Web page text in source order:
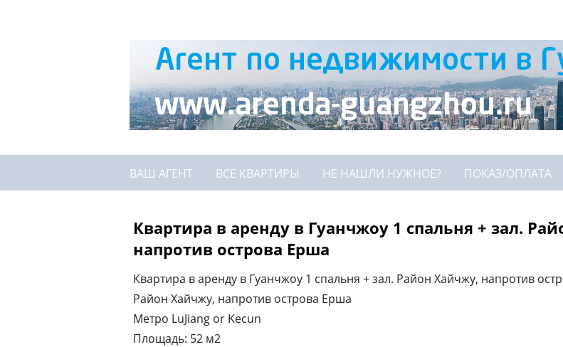
ВАШ АГЕНТ ВСЕ КВАРТИРЫ НЕ НАШЛИ НУЖНОЕ? ПОКАЗ/ОПЛАТА
Квартира в аренду в Гуанчжоу 1 спальня + зал.
напротив острова Ерша
Квартира в аренду в Гуанчжоу 1 спальня + зал. Район Хайчжу, напротив
Район Хайчжу, напротив острова Ерша
Метро LuJiang or Kecun
Площадь: 52 м2